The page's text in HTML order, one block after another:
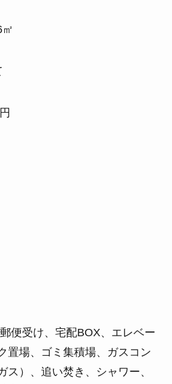
便受け、宅配BOX、エレベー
置場、ゴミ集積場、ガスコン
ス）、追い焚き、シャワー、